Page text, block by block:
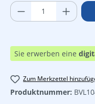
Produkt
Sie erwerben eine
Zum Merkzettel
Produktnummer: